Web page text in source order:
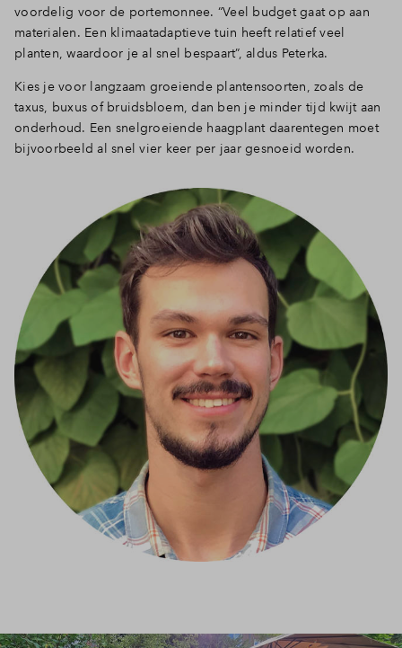
voordelig voor de portemonnee. “Veel budget gaat op aan
materialen. Een klimaatadaptieve tuin heeft relatief veel
planten, waardoor je al snel bespaart”, aldus Peterka.
Kies je voor langzaam groeiende plantensoorten, zoals de
taxus, buxus of bruidsbloem, dan ben je minder tijd kwijt aan
onderhoud. Een snelgroeiende haagplant daarentegen moet
bijvoorbeeld al snel vier keer per jaar gesnoeid worden.